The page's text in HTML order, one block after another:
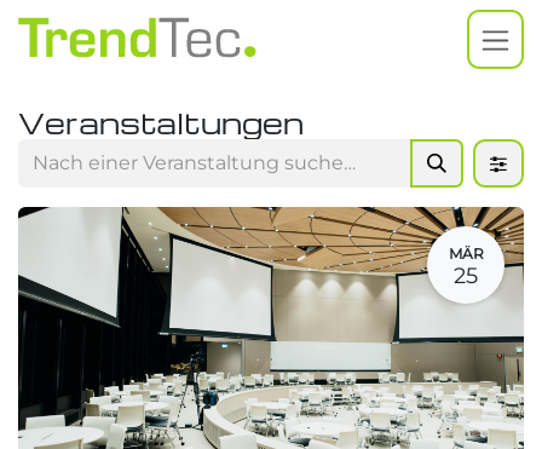
Zum Inhalt springen
Veranstaltungen
MÄR
25